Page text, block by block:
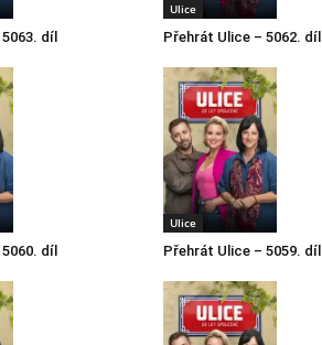
díl
Ulice
Přehrát Ulice – 5062. díl
díl
Ulice
Přehrát Ulice – 5059. díl